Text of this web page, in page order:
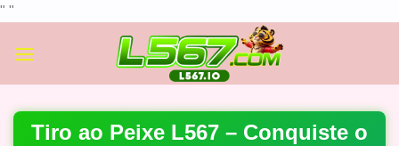
" "
content
Tiro ao Peixe L567 – Conquiste o